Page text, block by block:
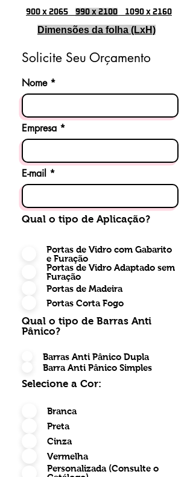
• Modelos para portas 1 folha e
dupla
900 x 2065 990 x 2100 1090 x 2160
Dimensões da folha (LxH)
Solicite Seu Orçamento
Nome
Empresa
E-mail
Qual o tipo de Aplicação?
Portas de Vidro com Gabarito
e Furação
Portas de Vidro Adaptado sem
Furação
Portas de Madeira
Portas Corta Fogo
Qual o tipo de Barras Anti
Pânico?
Barras Anti Pânico Dupla
Barra Anti Pânico Simples
Selecione a Cor:
Branca
Preta
Cinza
Vermelha
Personalizada (Consulte o